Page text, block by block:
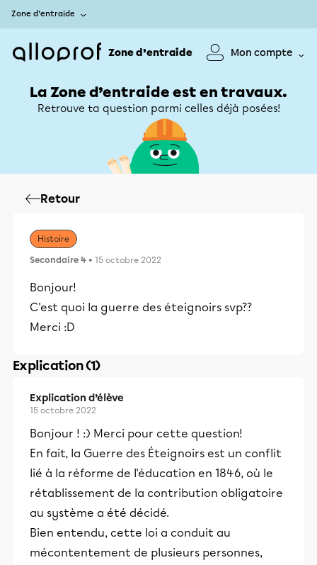
Zone d’entraide
Zone d’entraide Mon compte
La Zone d’entraide est en travaux.
Retrouve ta question parmi celles déjà posées!
Retour
Histoire
Secondaire 4 • 15 octobre 2022
Bonjour!
C'est quoi la guerre des éteignoirs svp??
Merci :D
Explication (1)
Explication d’élève
15 octobre 2022
Bonjour ! :) Merci pour cette question!
En fait, la Guerre des Éteignoirs est un conflit
lié à la réforme de l'éducation en 1846, où le
rétablissement de la contribution obligatoire
au système a été décidé.
Bien entendu, cette loi a conduit au
mécontentement de plusieurs personnes,